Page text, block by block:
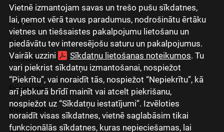
Vietnē izmantojam savas un trešo pušu sīkdatnes,
lai, ņemot vērā tavus paradumus, nodrošinātu ērtāku
vietnes un tiešsaistes pakalpojumu lietošanu un
piedāvātu tev interesējošu saturu un pakalpojumus.
Vairāk uzzini
Sīkdatņu lietošanas noteikumos. Tu
vari piekrist sīkdatņu izmantošanai, nospiežot
“Piekrītu”, vai noraidīt tās, nospiežot “Nepiekrītu”, kā
arī jebkurā brīdī mainīt vai atcelt piekrišanu,
nospiežot uz “Sīkdatņu iestatījumi”. Izvēloties
noraidīt visas sīkdatnes, vietnē saglabāsim tikai
funkcionālās sīkdatnes, kuras nepieciešamas, lai
Русский
English
Eesti
Lietuviškai
Par mums
Investoriem